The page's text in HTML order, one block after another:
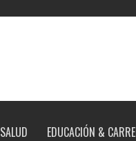
SALUD EDUCACIÓN &